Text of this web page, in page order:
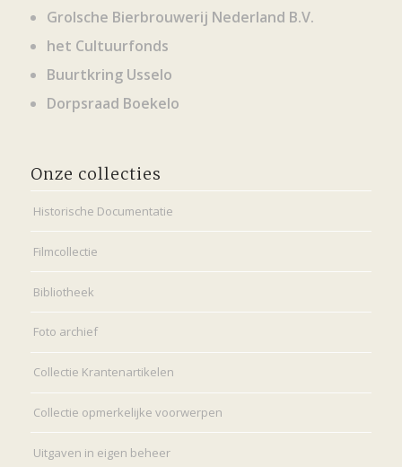
Grolsche Bierbrouwerij Nederland B.V.
het Cultuurfonds
Buurtkring Usselo
Dorpsraad Boekelo
Onze collecties
Historische Documentatie
Filmcollectie
Bibliotheek
Foto archief
Collectie Krantenartikelen
Collectie opmerkelijke voorwerpen
Uitgaven in eigen beheer